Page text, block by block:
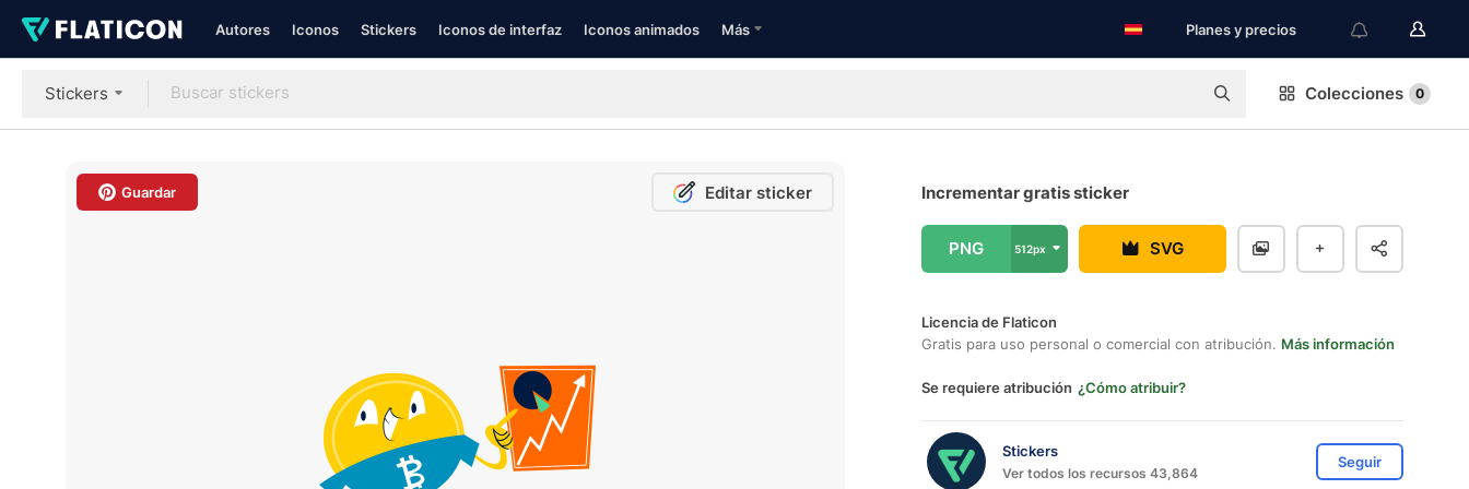
Autores Iconos Stickers Iconos de interfaz Iconos animados Más Planes y precios
Stickers Colecciones 0
Guardar Editar sticker Incrementar gratis sticker
PNG 512px SVG
Licencia de Flaticon
Gratis para uso personal o comercial con atribución. Más información
Se requiere atribución ¿Cómo atribuir?
Stickers
Ver todos los recursos 43,864
Seguir